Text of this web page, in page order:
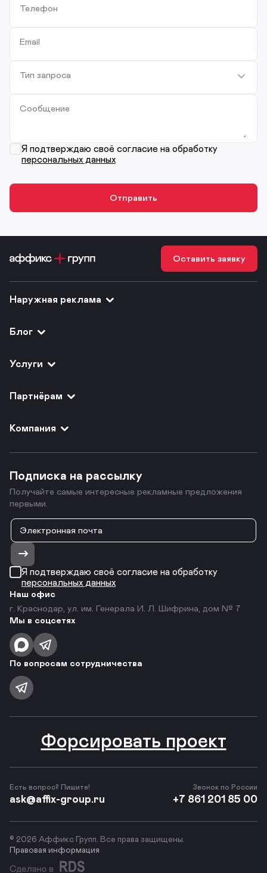
Телефон
Email
Тип запроса
Сообщение
Я подтверждаю своё согласие на обработку
персональных данных
Оставить заявку
Наружная реклама
Блог
Услуги
Партнёрам
Компания
Подписка на рассылку
Получайте самые интересные рекламные предложения
первыми.
Я подтверждаю своё согласие на обработку
персональных данных
Наш офис
г. Краснодар, ул. им. Генерала И. Л. Шифрина, дом № 7
Мы в соцсетях
По вопросам сотрудничества
Есть вопрос? Пишите!
ask@affix-group.ru
Форсировать проект
Звонок по России
+7 861 201 85 00
© 2026 Аффикс Групп. Все права защищены.
Правовая информация